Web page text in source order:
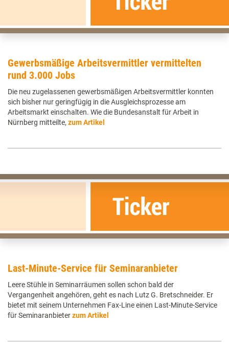
Gewerbsmäßige Arbeitsvermittler vermittelten
rund 3.000 Jobs
Die neu zugelassenen gewerbsmäßigen Arbeitsvermittler konnten
sich bisher nur geringfügig in die Ausgleichsprozesse am
Arbeitsmarkt einschalten. Wie die Bundesanstalt für Arbeit in
Nürnberg mitteilte, zum Artikel
Last-Minute-Service für Seminaranbieter
Leere Stühle in Seminarräumen sollen schon bald der
Vergangenheit angehören, geht es nach Lutz G. Bretschneider. Er
bietet mit seinem Unternehmen Fax-Line einen Last-Minute-Service
für Seminaranbieterzum Artikel